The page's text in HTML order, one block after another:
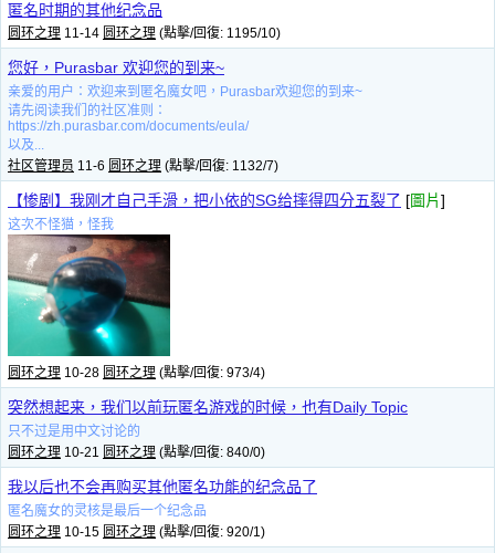
匿名时期的其他纪念品
圆环之理 11-14 圆环之理 (點擊/回復: 1195/10)
您好，Purasbar 欢迎您的到来~
亲爱的用户：欢迎来到匿名魔女吧，Purasbar欢迎您的到来~
请先阅读我们的社区准则：
https://zh.purasbar.com/documents/eula/
以及...
社区管理员 11-6 圆环之理 (點擊/回復: 1132/7)
【惨剧】我刚才自己手滑，把小依的SG给摔得四分五裂了 [圖片]
这次不怪猫，怪我
圆环之理 10-28 圆环之理 (點擊/回復: 973/4)
突然想起来，我们以前玩匿名游戏的时候，也有Daily Topic
只不过是用中文讨论的
圆环之理 10-21 圆环之理 (點擊/回復: 840/0)
我以后也不会再购买其他匿名功能的纪念品了
匿名魔女的灵核是最后一个纪念品
圆环之理 10-15 圆环之理 (點擊/回復: 920/1)